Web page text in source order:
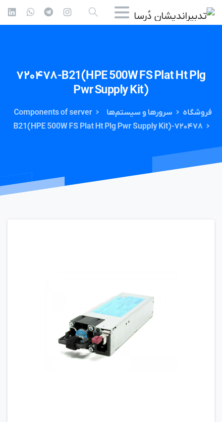
۷۲۰۴۷۸-B21(HPE500WFSPlatHtPlg
PwrSupplyKit)
فروشگاه سرورها و سیستم‌ها
Components of server
۷۲۰۴۷۸-B21(HPE 500W FS Plat Ht Plg Pwr Supply Kit)